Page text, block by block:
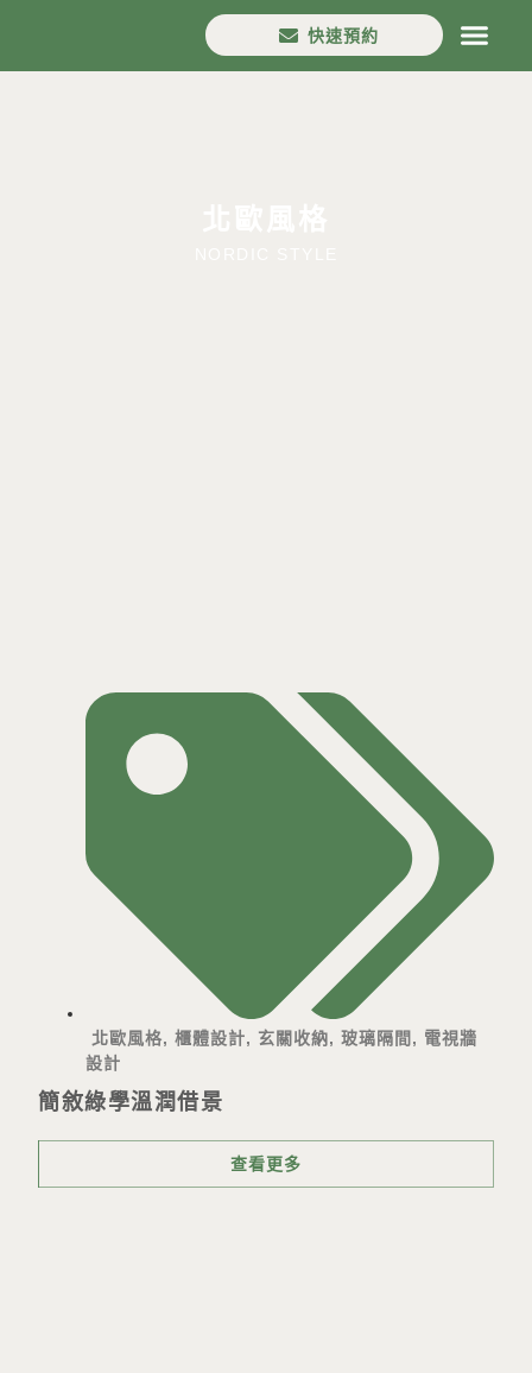
快速預約
北歐風格,櫃體設計, 玄關收納,玻璃隔間 , 電視牆
設計
簡敘綠學溫潤借景
查看更多